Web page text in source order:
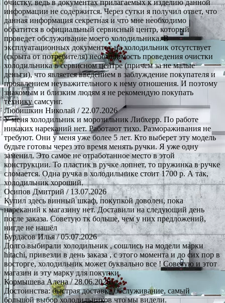
очистку, ведь в документах прилагаемых к изделию данной
информации не содержится. Через сутки я получил ответ, что
данная информация секретная и что мне необходимо
обратится в официальный сервисный центр, который
проведет обслуживание моего холодильника. В
эксплуатационных документах на холодильник отсутствует
(скрыта от потребителя) необходимость проведения очистки
холодильника в сервисном центре (причем за не малые
деньги), что является введением в заблуждение покупателя и
проявлением неуважительного к нему отношения. И поэтому
знакомым и близким людям я не рекомендую покупать
технику самсунг.
Любишкин Николай / 22.07.2026
У меня холодильник и морозильник Либхерр. По работе
никаких нареканий нет. Работают тихо. Размораживания не
требуют. Они у меня уже более 5 лет. Кто выберет эту модель
будьте готовы через это время менять ручки. Я уже одну
заменил. Это самое не отработанное место в этой
конструкции. То пластик в ручке лопнет, то пружинка в ручке
сломается. Одна ручка в холодильнике стоит 1700 р. А так,
холодильник хороший.
Осипов Дмитрий/ 13.07.2026
Купил здесь винный шкаф, покупкой доволен, пока
нареканий к магазину нет. Доставили на следующий день
после заказа. Советую тк больше, чем у них предложений,
нигде не нашёл
Бурдасов Илья/ 05.07.2026
Долго выбирали холодильник , сошлись на модели марки
hitachi, привезли в день заказа , с этого момента и до сих пор в
восторге, холодильник может буквально все ! Советую и этот
магазин и эту марку для покупки.
Кормышева Алена/ 28.06.2026
Достоинства: быстрая доставка.обслуживание, самый
большой выбор холодильников что мы видели.